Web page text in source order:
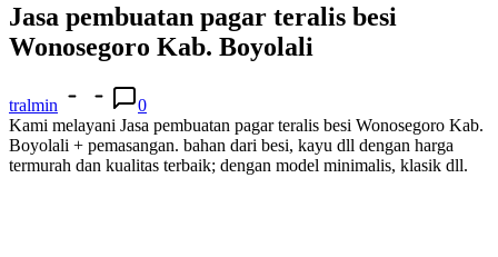
Jasa pembuatan pagar teralis besi
Wonosegoro Kab. Boyolali
tralmin
0
Kami melayani Jasa pembuatan pagar teralis besi Wonosegoro Kab.
Boyolali + pemasangan. bahan dari besi, kayu dll dengan harga
termurah dan kualitas terbaik; dengan model minimalis, klasik dll.